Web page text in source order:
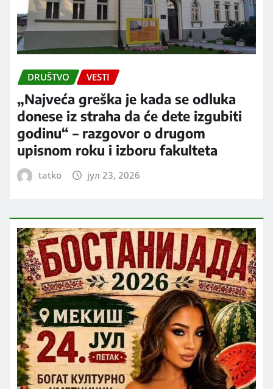
DRUŠTVO VESTI
„Najveća greška je kada se odluka
donese iz straha da će dete izgubiti
godinu“ – razgovor o drugom
upisnom roku i izboru fakulteta
tatko јул 23, 2026